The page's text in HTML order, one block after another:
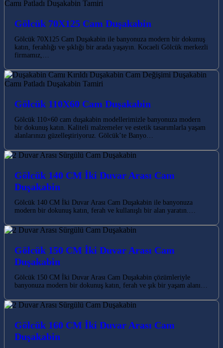
Gölcük 70X125 Cam Duşakabin
Gölcük 70X125 Cam Duşakabin ile banyonuza modern bir dokunuş
katın, ferahlığı ve şıklığı bir arada yaşayın. Kocaeli Gölcük merkezli
firmamız,…
Gölcük 110X60 Cam Duşakabin
Gölcük 110×60 cam duşakabin modellerimizle banyonuza modern
bir dokunuş katın. Kaliteli malzemeler ve estetik tasarımlarla yaşam
alanlarınızı güzelleştiriyoruz. Gölcük’te Banyo…
Gölcük 140 CM İki Duvar Arası Cam
Duşakabin
Gölcük 140 CM İki Duvar Arası Cam Duşakabin ile banyonuza
modern bir dokunuş katın, ferah ve kullanışlı bir alan yaratın.…
Gölcük 150 CM İki Duvar Arası Cam
Duşakabin
Gölcük 150 CM İki Duvar Arası Cam Duşakabin çözümleriyle
banyonuza modern bir dokunuş katın, ferah ve şık bir yaşam alanı…
Gölcük 160 CM İki Duvar Arası Cam
Duşakabin